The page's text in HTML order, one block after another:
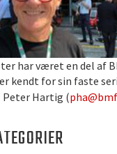
har været en del af
kendt for sin faste
Peter Hartig (